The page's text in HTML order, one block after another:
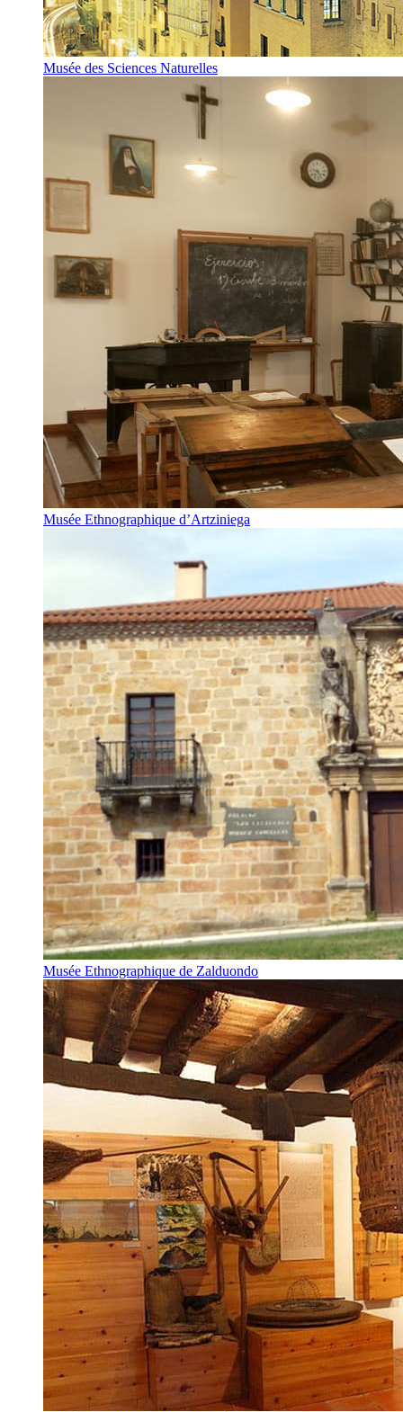
Musée des Sciences Naturelles
Musée Ethnographique d’Artziniega
Musée Ethnographique de Zalduondo